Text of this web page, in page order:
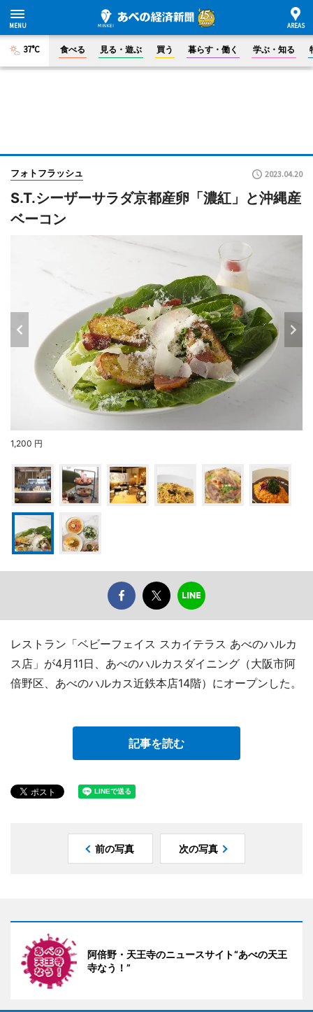
37°C 食べる 見る・遊ぶ 買う 暮らす・働く 学ぶ・知る
フォトフラッシュ 2023.04.20
S.T.シーザーサラダ京都産卵「濃紅」と沖縄産
ベーコン
1,200 円
レストラン「ベビーフェイス スカイテラス あべのハルカ
ス店」が4月11日、あべのハルカスダイニング（大阪市阿
倍野区、あべのハルカス近鉄本店14階）にオープンした。
記事を読む
前の写真 次の写真
阿倍野・天王寺のニュースサイト“あべの天王
寺なう！”